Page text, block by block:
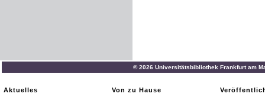
© 2026 Universitätsbibliothek Frankfurt am
Aktuelles
Von zu Hause